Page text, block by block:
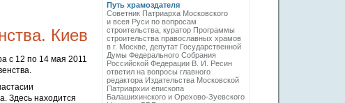
Киев
с 12 по 14 мая 2011
Здесь находится
Путь храмоздателя
Советник Патриарха Московского
и всея Руси по вопросам
строительства, куратор Программы
строительства православных храмов
в г. Москве, депутат Государственной
Думы Федерального Собрания
Российской Федерации В. И. Ресин
ответил на вопросы главного
редактора Издательства Московской
Патриархии епископа
Балашихинского и Орехово-Зуевского